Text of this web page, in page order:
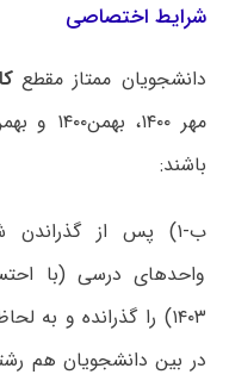
شرایط اختصاصی
دانشجویان ممتاز مقطع
باشند:
ب-۱) پس از گذراندن شش نیمسال تحصیلی
واحدهای درسی (با
۱۴۰۳) را گذرانده و به لحاظ میانگین کل جزء
در بین دانشجویان هم